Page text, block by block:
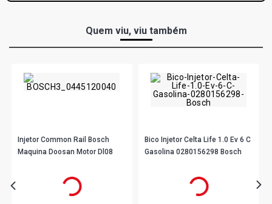
Quem viu, viu também
Injetor Common Rail Bosch
Maquina Doosan Motor Dl08
em até 10x de
sem juros
Bico Injetor Celta Life 1.0 Ev 6 C
Gasolina 0280156298 Bosch
em até 5x de